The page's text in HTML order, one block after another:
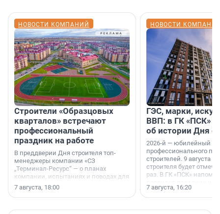
НОВОСТИ КОМПАНИЙ
Строители «Образцовых
кварталов» встречают
профессиональный
праздник на работе
В преддверии Дня строителя топ-
менеджеры компании «СЗ
„Терминал-Ресурс“ — о планах
компании, испытаниях и поводах для
осторожного оптимизма.
7 августа, 18:00
НОВОСТИ
ГЭС, марки,
ВВП: в ГК «ПСК»
об истории Дня
2026-й — юбилейный
профессионального
строителей. 9 августа
строителя будет
раз. В ГК «ПСК»
поменялась роль
7 августа, 16:20